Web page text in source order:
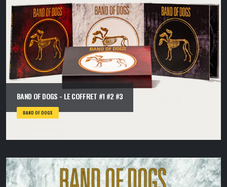
BAND OF DOGS - LE COFFRET #1 #2 #3
BAND OF DOGS